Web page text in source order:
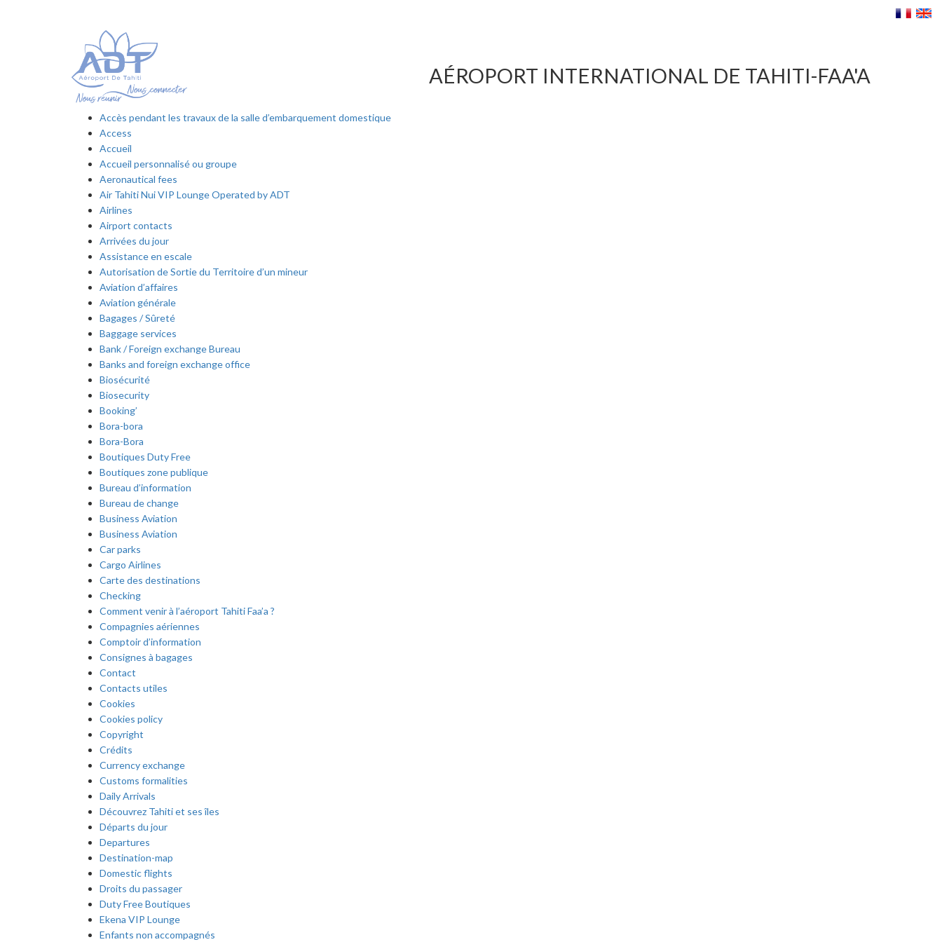
AÉROPORT INTERNATIONAL DE TAHITI-FAA'A
Accès pendant les travaux de la salle d’embarquement domestique
Access
Accueil
Accueil personnalisé ou groupe
Aeronautical fees
Air Tahiti Nui VIP Lounge Operated by ADT
Airlines
Airport contacts
Arrivées du jour
Assistance en escale
Autorisation de Sortie du Territoire d’un mineur
Aviation d’affaires
Aviation générale
Bagages / Sûreté
Baggage services
Bank / Foreign exchange Bureau
Banks and foreign exchange office
Biosécurité
Biosecurity
Booking’
Bora-bora
Bora-Bora
Boutiques Duty Free
Boutiques zone publique
Bureau d’information
Bureau de change
Business Aviation
Business Aviation
Car parks
Cargo Airlines
Carte des destinations
Checking
Comment venir à l’aéroport Tahiti Faa’a ?
Compagnies aériennes
Comptoir d’information
Consignes à bagages
Contact
Contacts utiles
Cookies
Cookies policy
Copyright
Crédits
Currency exchange
Customs formalities
Daily Arrivals
Découvrez Tahiti et ses îles
Départs du jour
Departures
Destination-map
Domestic flights
Droits du passager
Duty Free Boutiques
Ekena VIP Lounge
Enfants non accompagnés